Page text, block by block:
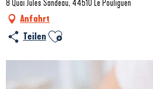
8 Quai Jules Sandeau, 44510 Le Pouliguen
Anfahrt
Teilen Ajouter aux favoris